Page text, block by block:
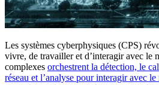
Les systèmes cyberphysiques (CPS)
vivre, de travailler et d’interagir avec le
complexes orchestrent la détection, le
réseau et l’analyse pour interagir avec